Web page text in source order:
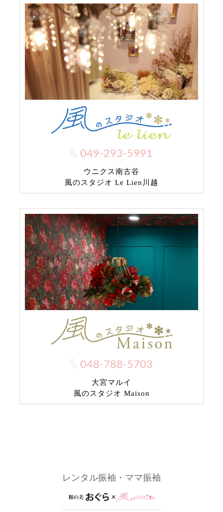
049-293-5991
ウニクス南古谷
風のスタジオ Le Lien川越
048-788-5703
大宮マルイ
風のスタジオ Maison
レンタル振袖・ママ振袖